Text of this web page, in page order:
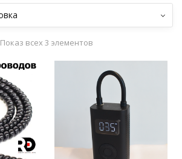
Показ всех 3 элементов